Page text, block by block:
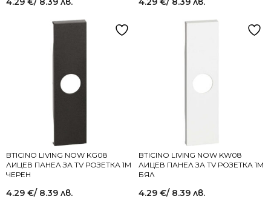
BTICINO LIVING NOW KG08
ЛИЦЕВ ПАНЕЛ ЗА TV РОЗЕТКА 1M
ЧЕРЕН
4.29 €/ 8.39 лв.
BTICINO LIVING NOW KW08
ЛИЦЕВ ПАНЕЛ ЗА TV РОЗЕТКА 1M
БЯЛ
4.29 €/ 8.39 лв.